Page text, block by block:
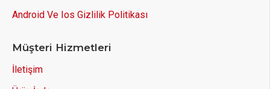
Android Ve Ios Gizlilik Politikası
Müşteri Hizmetleri
İletişim